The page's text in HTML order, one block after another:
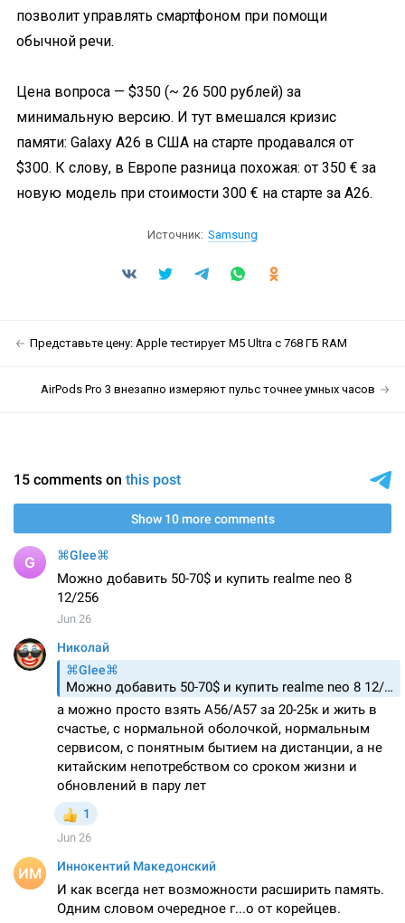
позволит управлять смартфоном при помощи
обычной речи.
Цена вопроса — $350 (~ 26 500 рублей) за
минимальную версию. И тут вмешался кризис
памяти: Galaxy A26 в США на старте продавался от
$300. К слову, в Европе разница похожая: от 350 € за
новую модель при стоимости 300 € на старте за A26.
Источник: Samsung
Представьте цену: Apple тестирует M5 Ultra с 768 ГБ RAM
AirPods Pro 3 внезапно измеряют пульс точнее умных часов